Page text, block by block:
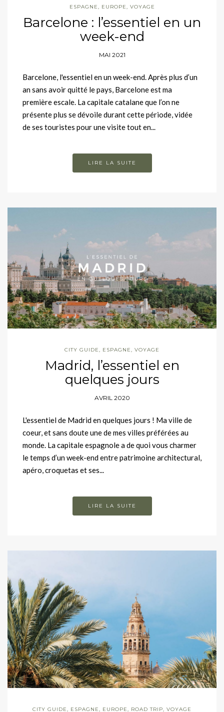
ESPAGNE EUROPE VOYAGE
Barcelone : l’essentiel en un
week-end
MAI 2021
Barcelone, l'essentiel en un week-end. Après plus d’un
an sans avoir quitté le pays, Barcelone est ma
première escale. La capitale catalane que l’on ne
présente plus se dévoile durant cette période, vidée
de ses touristes pour une visite tout en...
LIRE LA SUITE
CITY GUIDE ESPAGNE VOYAGE
Madrid, l’essentiel en
quelques jours
AVRIL 2020
L'essentiel de Madrid en quelques jours ! Ma ville de
coeur, et sans doute une de mes villes préférées au
monde. La capitale espagnole a de quoi vous charmer
le temps d’un week-end entre patrimoine architectural,
apéro, croquetas et ses...
LIRE LA SUITE
CITY GUIDE, ESPAGNE, EUROPE, ROAD TRIP, VOYAGE